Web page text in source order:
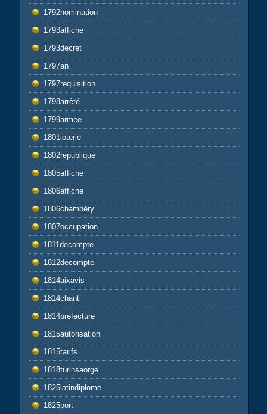
1792nomination
1793affiche
1793decret
1797an
1797requisition
1798arrêté
1799armee
1801loterie
1802republique
1805affiche
1806affiche
1806chambéry
1807occupation
1811decompte
1812decompte
1814aixavis
1814chant
1814prefecture
1815autorisation
1815tarifs
1818turinsaorge
1825latindiplome
1825port